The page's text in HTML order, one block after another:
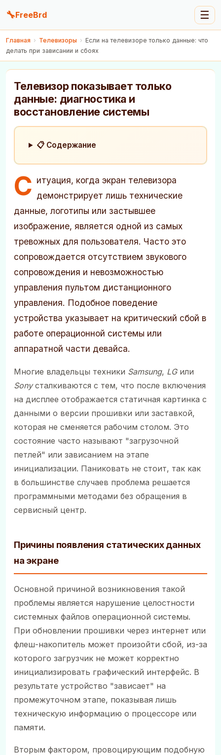
🔧FreeBrd ☰
Главная › Телевизоры › Если на телевизоре только данные: что
делать при зависании и сбоях
Телевизор показывает только
данные: диагностика и
восстановление системы
📋 Содержание
С итуация, когда экран телевизора
демонстрирует лишь технические
данные, логотипы или застывшее
изображение, является одной из самых
тревожных для пользователя. Часто это
сопровождается отсутствием звукового
сопровождения и невозможностью
управления пультом дистанционного
управления. Подобное поведение
устройства указывает на критический сбой в
работе операционной системы или
аппаратной части девайса.
Многие владельцы техники Samsung, LGили
Sonyсталкиваются с тем, что после включения
на дисплее отображается статичная картинка с
данными о версии прошивки или заставкой,
которая не сменяется рабочим столом. Это
состояние часто называют "загрузочной
петлей" или зависанием на этапе
инициализации. Паниковать не стоит, так как
в большинстве случаев проблема решается
программными методами без обращения в
сервисный центр.
Причины появления статических данных
на экране
Основной причиной возникновения такой
проблемы является нарушение целостности
системных файлов операционной системы.
При обновлении прошивки через интернет или
флеш-накопитель может произойти сбой, из-за
которого загрузчик не может корректно
инициализировать графический интерфейс. В
результате устройство "зависает" на
промежуточном этапе, показывая лишь
техническую информацию о процессоре или
памяти.
Вторым фактором, провоцирующим подобную